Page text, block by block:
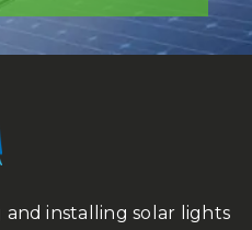
and installing solar lights